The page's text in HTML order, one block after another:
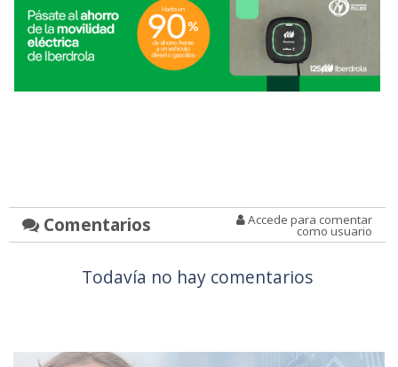
Comentarios Accede para comentar
como usuario
Todavía no hay comentarios